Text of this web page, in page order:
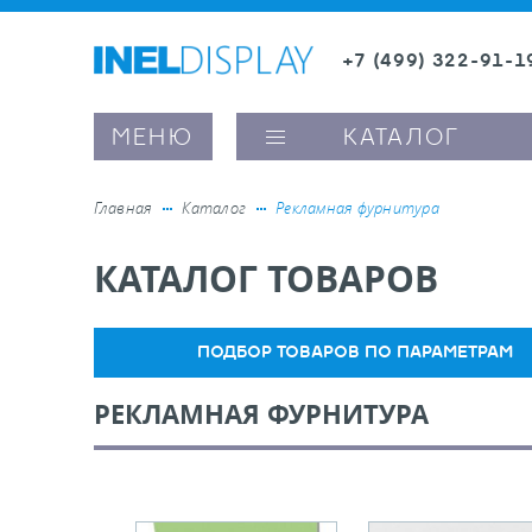
+7 (499) 322-91-
МЕНЮ КАТАЛОГ
ценникодержатели
полочного пространства
вывесок и шелфтокеры
Главная Каталог Рекламная фурнитура
КАТАЛОГ ТОВАРОВ
ПОДБОР ТОВАРОВ ПО ПАРАМЕТРАМ
РЕКЛАМНАЯ ФУРНИТУРА